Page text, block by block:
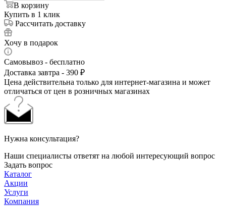
В корзину
Купить в 1 клик
Рассчитать доставку
Хочу в подарок
Самовывоз - бесплатно
Доставка завтра - 390 ₽
Цена действительна только для интернет-магазина и может
отличаться от цен в розничных магазинах
Нужна консультация?
Наши специалисты ответят на любой интересующий вопрос
Задать вопрос
Каталог
Акции
Услуги
Компания